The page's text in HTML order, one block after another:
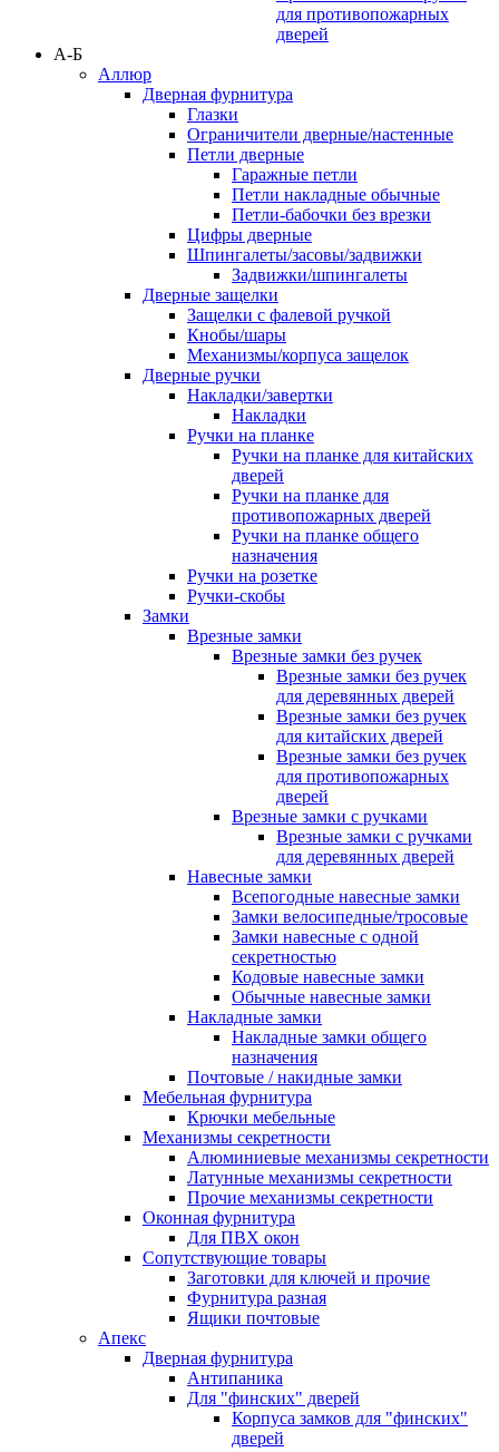
для противопожарных
дверей
А-Б
Аллюр
Дверная фурнитура
Глазки
Ограничители дверные/настенные
Петли дверные
Гаражные петли
Петли накладные обычные
Петли-бабочки без врезки
Цифры дверные
Шпингалеты/засовы/задвижки
Задвижки/шпингалеты
Дверные защелки
Защелки с фалевой ручкой
Кнобы/шары
Механизмы/корпуса защелок
Дверные ручки
Накладки/завертки
Накладки
Ручки на планке
Ручки на планке для китайских
дверей
Ручки на планке для
противопожарных дверей
Ручки на планке общего
назначения
Ручки на розетке
Ручки-скобы
Замки
Врезные замки
Врезные замки без ручек
Врезные замки без ручек
для деревянных дверей
Врезные замки без ручек
для китайских дверей
Врезные замки без ручек
для противопожарных
дверей
Врезные замки с ручками
Врезные замки с ручками
для деревянных дверей
Навесные замки
Всепогодные навесные замки
Замки велосипедные/тросовые
Замки навесные с одной
секретностью
Кодовые навесные замки
Обычные навесные замки
Накладные замки
Накладные замки общего
назначения
Почтовые / накидные замки
Мебельная фурнитура
Крючки мебельные
Механизмы секретности
Алюминиевые механизмы секретности
Латунные механизмы секретности
Прочие механизмы секретности
Оконная фурнитура
Для ПВХ окон
Сопутствующие товары
Заготовки для ключей и прочие
Фурнитура разная
Ящики почтовые
Апекс
Дверная фурнитура
Антипаника
Для "финских" дверей
Корпуса замков для "финских"
дверей